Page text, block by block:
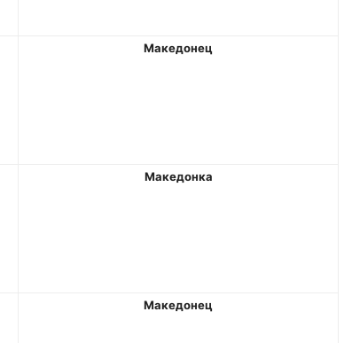
Македонец
Македонка
Македонец